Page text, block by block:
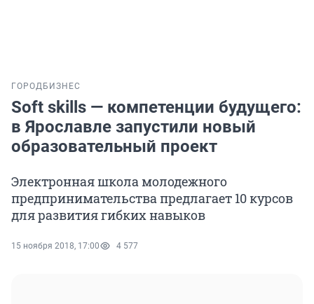
ГОРОД БИЗНЕС
Soft skills — компетенции будущего:
в Ярославле запустили новый
образовательный проект
Электронная школа молодежного
предпринимательства предлагает 10 курсов
для развития гибких навыков
15 ноября 2018, 17:00 4 577